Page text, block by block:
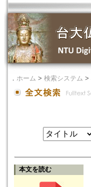
． ホーム > 検索システム >
本文を読む